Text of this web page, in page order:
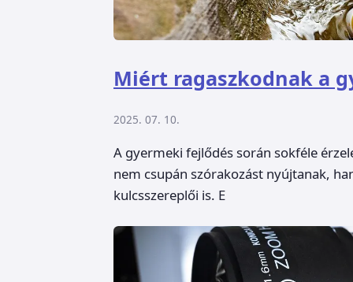
Miért ragaszkodnak a
2025. 07. 10.
A gyermeki fejlődés során sokféle
nem csupán szórakozást nyújtanak,
kulcsszereplői is. E